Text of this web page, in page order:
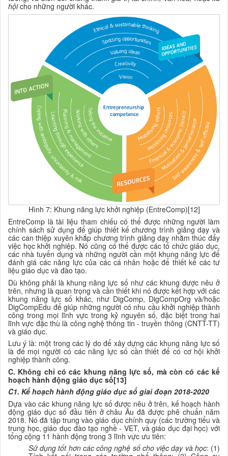
hộicho những người khác.
Hình 7: Khung năng lực khởi nghiệp (EntreComp)[12]
EntreComp là tài liệu tham chiếu có thể được những người làm
chính sách sử dụng để giúp thiết kế chương trình giảng dạy và
các can thiệp xuyên khắp chương trình giảng dạy nhằm thúc đẩy
việc học khởi nghiệp. Nó cũng có thể được các tổ chức giáo dục,
các nhà tuyển dụng và những người cần một khung năng lực để
đánh giá các năng lực của các cá nhân hoặc để thiết kế các tư
liệu giáo dục và đào tạo.
Dù không phải là khung năng lực số như các khung được nêu ở
trên, nhưng là quan trọng và cần thiết khi nó được kết hợp với các
khung năng lực số khác, như DigComp, DigCompOrg và/hoặc
DigCompEdu để giúp những người có nhu cầu khởi nghiệp thành
công trong mọi lĩnh vực trong kỷ nguyên số, đặc biệt trong hai
lĩnh vực đặc thù là công nghệ thông tin - truyền thông (CNTT-TT)
và giáo dục.
Lưu ý là: một trong các lý do để xây dựng các khung năng lực số
là để mọi người có các năng lực số cần thiết để có cơ hội khởi
nghiệp thành công.
C. Không chỉ có các khung năng lực số, mà còn có các kế
hoạch hành động giáo dục số[13]
C1. Kế hoạch hành động giáo dục số giai đoạn 2018-2020
Dựa vào các khung năng lực số được nêu ở trên, kế hoạch hành
động giáo dục số đầu tiên ở châu Âu đã được phê chuẩn năm
2018. Nóđã tập trung vào giáo dục chính quy (các trường tiểu và
trung học, giáo dục đào tạo nghề - VET, và giáo dục đại học) với
tổng cộng 11 hành động trong 3 lĩnh vực ưu tiên:
Sử dụng tốt hơn các công nghệ số cho việc dạy và học: (1)